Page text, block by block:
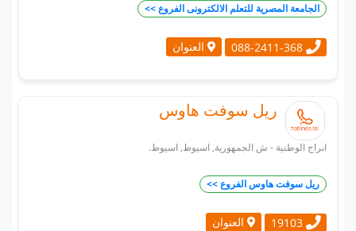
الجامعة المصرية للتعلم الالكترونى الفروع >>
088-2411-368 العنوان
ريل سوفت هاوس
ابراج الوطنية - ش الجمهورية, اسيوط, اسيوط.
ريل سوفت هاوس الفروع >>
19103 العنوان